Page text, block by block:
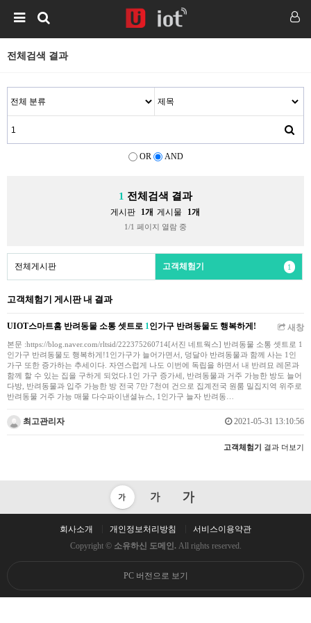
전체검색 결과
OR AND
1 전체검색 결과
게시판 1개 게시물 1개
1/1 페이지 열람 중
전체게시판 고객체험기 1
고객체험기 게시판 내 결과
UIOT스마트홈 반려동물 소통 셋트로 1 인가구 반려동물도 행복하게! 새창
본문 :https://blog.naver.com/rltsid/222375260714​[서진 네트웍스] 반려동물 소통 셋트로 1
인가구 반려동물도 행복하게!1인가구가 늘어가면서, 덩달아 반려동물과 함께 사는 1인
가구 또한 증가하는 추세이다. 자연스럽게 나도 이번에 독립을 하면서 내 반려묘 레몬과
함께 할 수 있는 집을 구하게 되었다.1인 가구 증가세, 반려동물과 거주 가능한 방도 늘어
다방, 반려동물과 입주 가능한 방 전국 7만 7천여 건으로 집계전국 원룸 밀집지역 위주로
반려동물 거주 가능 매물 다수파이낸셜뉴스, 1인가구 늘자 반려동…
최고관리자 2021-05-31 13:10:56
고객체험기 결과 더보기
회사소개 개인정보처리방침
서비스이용약관
Copyright © 소유하신 도메인. All rights reserved.
PC 버전으로 보기